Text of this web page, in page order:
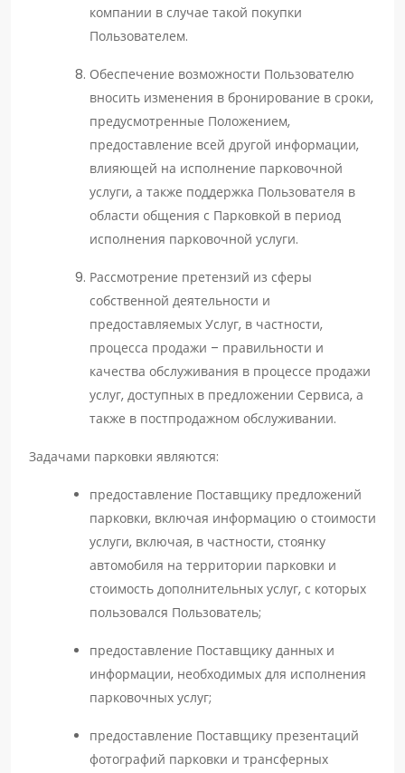
компании в случае такой покупки
Пользователем.
Обеспечение возможности Пользователю
вносить изменения в бронирование в сроки,
предусмотренные Положением,
предоставление всей другой информации,
влияющей на исполнение парковочной
услуги, а также поддержка Пользователя в
области общения с Парковкой в период
исполнения парковочной услуги.
Рассмотрение претензий из сферы
собственной деятельности и
предоставляемых Услуг, в частности,
процесса продажи – правильности и
качества обслуживания в процессе продажи
услуг, доступных в предложении Сервиса, а
также в постпродажном обслуживании.
Задачами парковки являются:
предоставление Поставщику предложений
парковки, включая информацию о стоимости
услуги, включая, в частности, стоянку
автомобиля на территории парковки и
стоимость дополнительных услуг, с которых
пользовался Пользователь;
предоставление Поставщику данных и
информации, необходимых для исполнения
парковочных услуг;
предоставление Поставщику презентаций
фотографий парковки и трансферных